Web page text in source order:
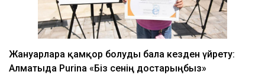
Жануарларға қамқор болуды бала кезден үйрету:
Алматыда Purina «Біз сенің достарыңбыз»